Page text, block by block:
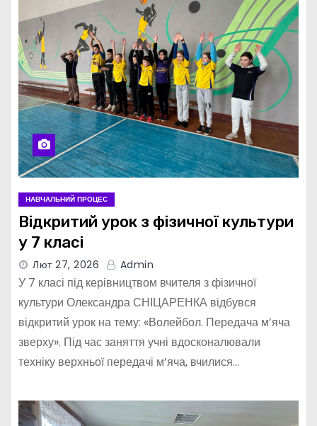
НАВЧАЛЬНИЙ ПРОЦЕС
Відкритий урок з фізичної культури
у 7 класі
Лют 27, 2026 Admin
У 7 класі під керівництвом вчителя з фізичної
культури Олександра СНІЦАРЕНКА відбувся
відкритий урок на тему: «Волейбол. Передача м’яча
зверху». Під час заняття учні вдосконалювали
техніку верхньої передачі м’яча, вчилися…